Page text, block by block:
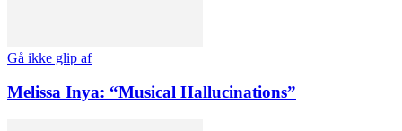
Gå ikke glip af
Melissa Inya: “Musical Hallucinations”